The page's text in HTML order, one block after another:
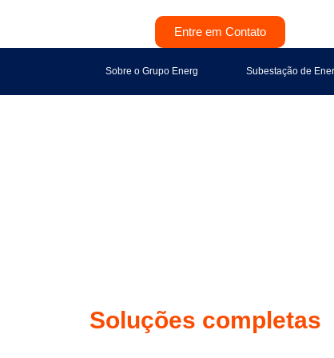
Entre em Contato
Sobre o Grupo Energ Subestação de
Soluções completas